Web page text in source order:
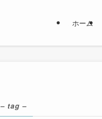
ホーム
– tag –